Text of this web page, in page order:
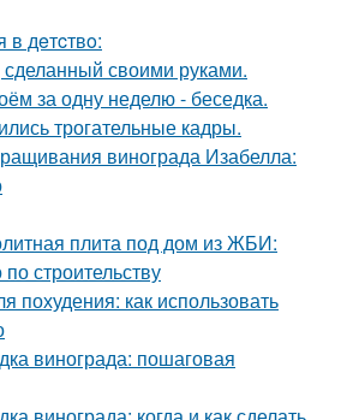
в дeтcтвo:
сделанный своими руками.
за одну неделю - беседка.
трогательные кадры.
винограда Изабелла:
плита под дом из ЖБИ:
строительству
похудения: как использовать
винограда: пошаговая